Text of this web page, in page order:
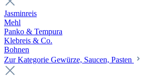
Jasminreis
Mehl
Panko & Tempura
Klebreis & Co.
Bohnen
Zur Kategorie Gewürze, Saucen, Pasten